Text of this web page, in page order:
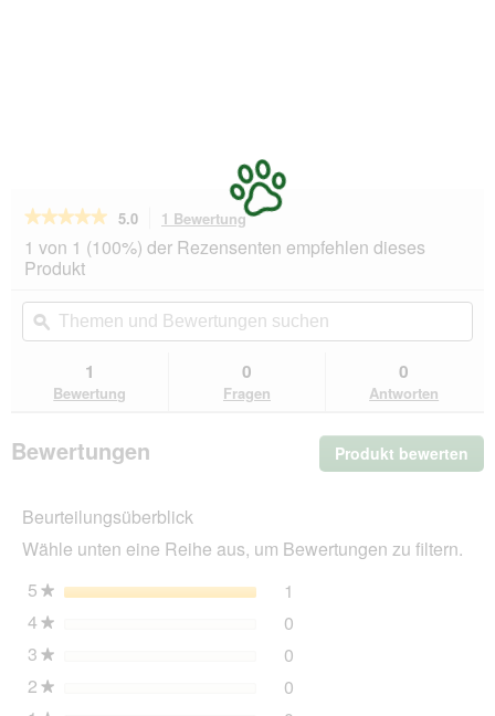
★★★★★
★★★★★
von
5
lesen
für
GOLD
Babycat
Soft
6x400g
5.0 1 BewertungMit
dieser
Aktion
du
zu
den
Bewertungen.
1 von 1 (100%) der Rezensenten empfehlen dieses
Produkt
Themen
und
Bewertungen
ϙ
1
Bewertung
0
Fragen
0
Antworten
Bewertungen Produkt bewerten
Mit
Beurteilungsüberblick
Wähle unten eine Reihe aus, um Bewertungen zu filtern.
5★ Sterne 1
4★ 0
3★ 0
2★ 0